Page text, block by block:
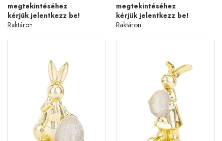
megtekintéséhez
kérjük jelentkezz be!
Raktáron
megtekintéséhez
kérjük jelentkezz be!
Raktáron